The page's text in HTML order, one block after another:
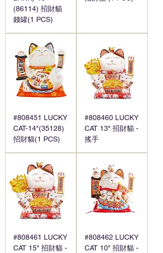
(86114) 招財貓
錢罐(1 PCS)
#808451 LUCKY
CAT-14"(35128)
招財貓(1 PCS)
#808460 LUCKY
CAT 13" 招財貓 -
搖手
#808461 LUCKY
CAT 15" 招財貓 -
#808462 LUCKY
CAT 10" 招財貓 -